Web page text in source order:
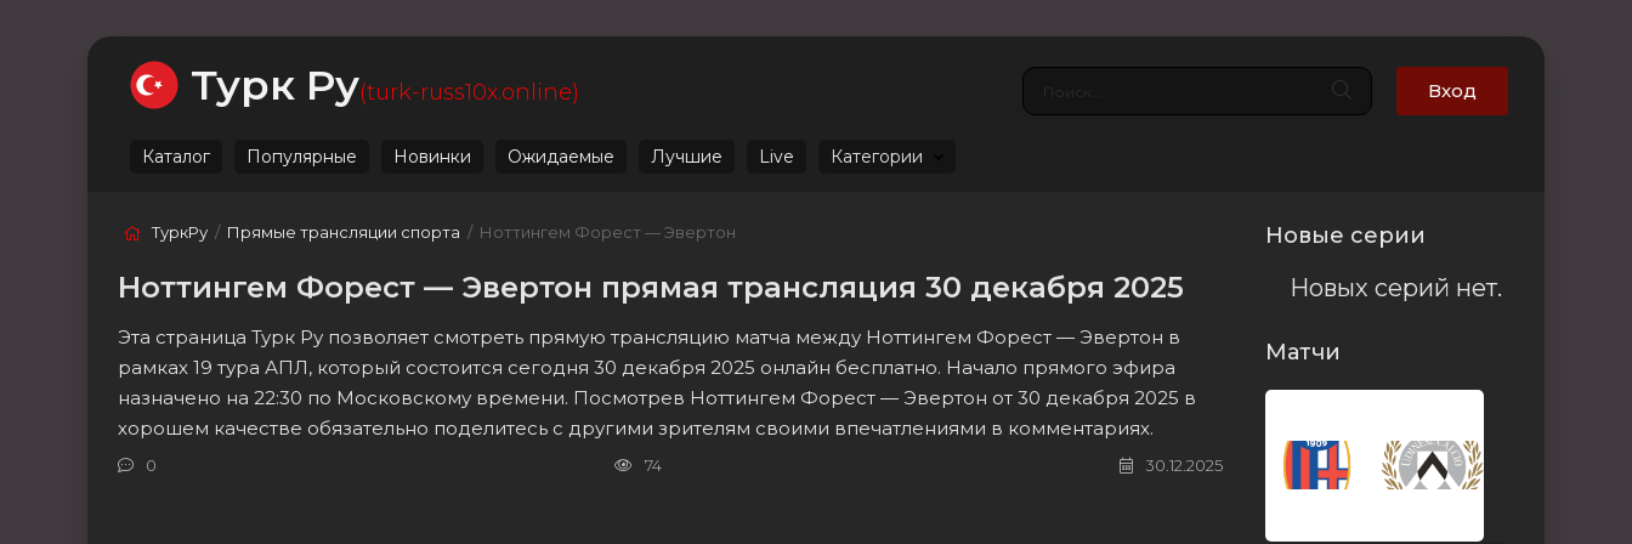
Турк Ру(turk-russ10x.online) Вход
Каталог Популярные Новинки Ожидаемые Лучшие Live Категории
ТуркРу / Прямые трансляции спорта / Ноттингем Форест — Эвертон
Ноттингем Форест — Эвертон прямая трансляция 30 декабря 2025
Эта страница Турк Ру позволяет смотреть прямую трансляцию матча между Ноттингем Форест — Эвертон в
рамках 19 тура АПЛ, который состоится сегодня 30 декабря 2025 онлайн бесплатно. Начало прямого эфира
назначено на 22:30 по Московскому времени. Посмотрев Ноттингем Форест — Эвертон от 30 декабря 2025 в
хорошем качестве обязательно поделитесь с другими зрителям своими впечатлениями в комментариях.
30.12.2025
74
0
Новые серии
Новых серий нет.
Матчи
Ожидаемые Лучшие